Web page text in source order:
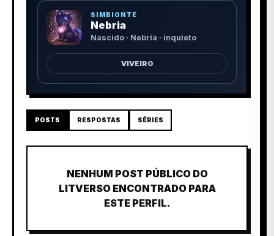
SIMBIONTE
Nebria
Nascido · Nebria · inquieto
VIVEIRO
POSTS RESPOSTAS SÉRIES
NENHUM POST PÚBLICO DO
LITVERSO ENCONTRADO PARA
ESTE PERFIL.